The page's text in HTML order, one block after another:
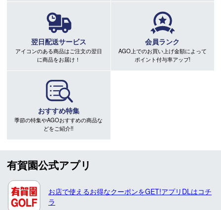
翌日配送サービス
アイコンのある商品はご注文の翌日
に商品をお届け！
会員ランク
AGO上でのお買い上げ金額によって
ポイント付与率アップ!
おすすめ特集
季節の特集やAGOおすすめの商品な
どをご紹介!!
有賀園公式アプリ
お店で使えるお得なクーポンをGET!アプリDLはコチ
ラ